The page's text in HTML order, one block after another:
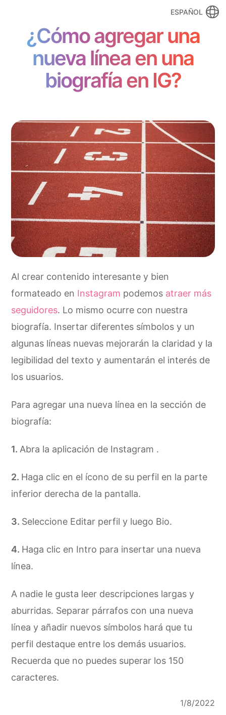
ESPAÑOL
¿Cómo agregar una
nueva línea en una
biografía en IG?
Al crear contenido interesante y bien
formateado en Instagram podemos atraer más
seguidores. Lo mismo ocurre con nuestra
biografía. Insertar diferentes símbolos y un
algunas líneas nuevas mejorarán la claridad y la
legibilidad del texto y aumentarán el interés de
los usuarios.
Para agregar una nueva línea en la sección de
biografía:
Abra la aplicación de Instagram .
Haga clic en el ícono de su perfil en la parte
inferior derecha de la pantalla.
Seleccione Editar perfil y luego Bio.
Haga clic en Intro para insertar una nueva
línea.
A nadie le gusta leer descripciones largas y
aburridas. Separar párrafos con una nueva
línea y añadir nuevos símbolos hará que tu
perfil destaque entre los demás usuarios.
Recuerda que no puedes superar los 150
caracteres.
1/8/2022